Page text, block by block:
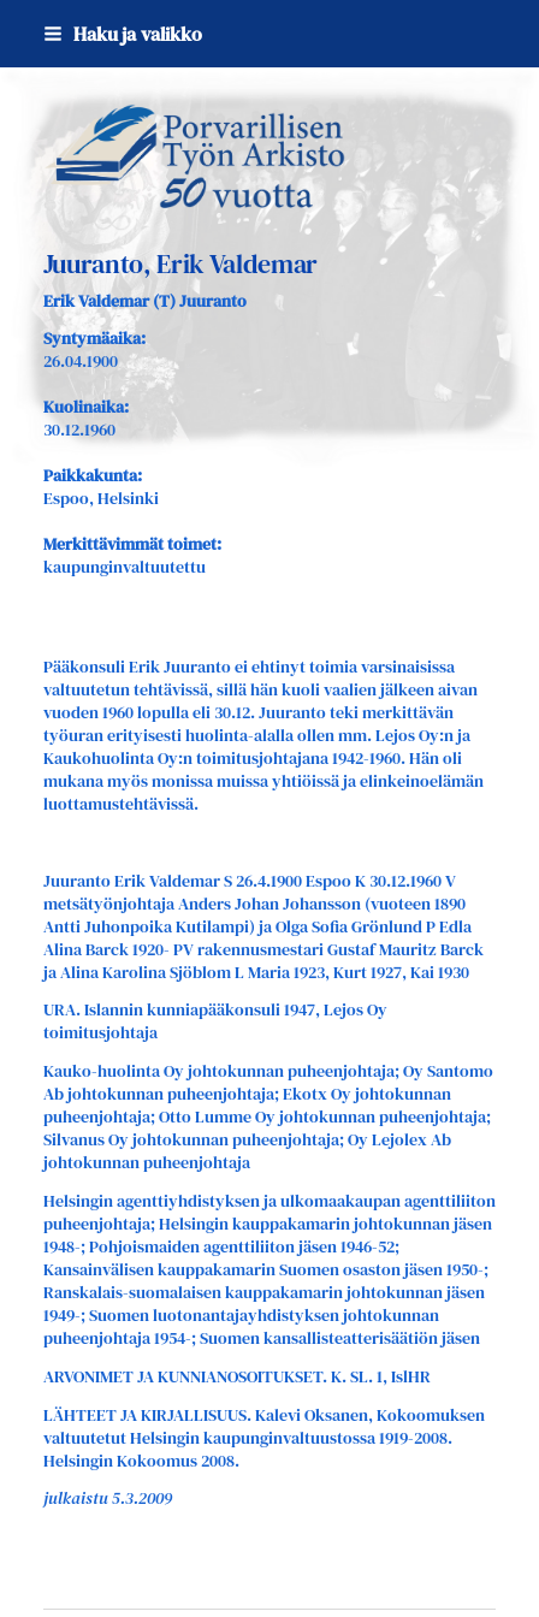
Siirry
sivun
sisältöön
Haku ja valikko
Sivuston etusivulle
Juuranto, Erik Valdemar
Erik Valdemar (T) Juuranto
Syntymäaika:
26.04.1900
Kuolinaika:
30.12.1960
Paikkakunta:
Espoo, Helsinki
Merkittävimmät toimet:
kaupunginvaltuutettu
Pääkonsuli Erik Juuranto ei ehtinyt toimia varsinaisissa
valtuutetun tehtävissä, sillä hän kuoli vaalien jälkeen aivan
vuoden 1960 lopulla eli 30.12. Juuranto teki merkittävän
työuran erityisesti huolinta-alalla ollen mm. Lejos Oy:n ja
Kaukohuolinta Oy:n toimitusjohtajana 1942-1960. Hän oli
mukana myös monissa muissa yhtiöissä ja elinkeinoelämän
luottamustehtävissä.
Juuranto Erik Valdemar S 26.4.1900 Espoo K 30.12.1960 V
metsätyönjohtaja Anders Johan Johansson (vuoteen 1890
Antti Juhonpoika Kutilampi) ja Olga Sofia Grönlund P Edla
Alina Barck 1920- PV rakennusmestari Gustaf Mauritz Barck
ja Alina Karolina Sjöblom L Maria 1923, Kurt 1927, Kai 1930
URA. Islannin kunniapääkonsuli 1947, Lejos Oy
toimitusjohtaja
Kauko-huolinta Oy johtokunnan puheenjohtaja; Oy Santomo
Ab johtokunnan puheenjohtaja; Ekotx Oy johtokunnan
puheenjohtaja; Otto Lumme Oy johtokunnan puheenjohtaja;
Silvanus Oy johtokunnan puheenjohtaja; Oy Lejolex Ab
johtokunnan puheenjohtaja
Helsingin agenttiyhdistyksen ja ulkomaakaupan agenttiliiton
puheenjohtaja; Helsingin kauppakamarin johtokunnan jäsen
1948-; Pohjoismaiden agenttiliiton jäsen 1946-52;
Kansainvälisen kauppakamarin Suomen osaston jäsen 1950-;
Ranskalais-suomalaisen kauppakamarin johtokunnan jäsen
1949-; Suomen luotonantajayhdistyksen johtokunnan
puheenjohtaja 1954-; Suomen kansallisteatterisäätiön jäsen
ARVONIMET JA KUNNIANOSOITUKSET. K. SL. 1, IslHR
LÄHTEET JA KIRJALLISUUS. Kalevi Oksanen, Kokoomuksen
valtuutetut Helsingin kaupunginvaltuustossa 1919-2008.
Helsingin Kokoomus 2008.
julkaistu 5.3.2009